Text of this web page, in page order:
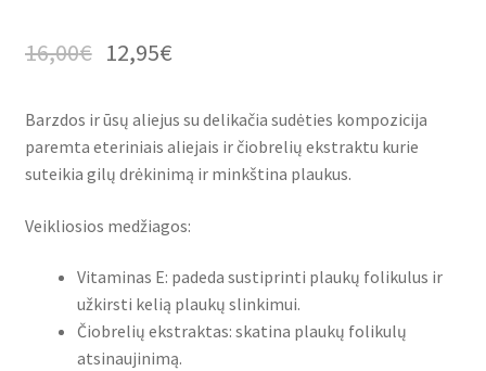
16,00€ 12,95€
Barzdos ir ūsų aliejus su delikačia sudėties kompozicija
paremta eteriniais aliejais ir čiobrelių ekstraktu kurie
suteikia gilų drėkinimą ir minkština plaukus.
Veikliosios medžiagos:
Vitaminas E: padeda sustiprinti plaukų folikulus ir
užkirsti kelią plaukų slinkimui.
Čiobrelių ekstraktas: skatina plaukų folikulų
atsinaujinimą.